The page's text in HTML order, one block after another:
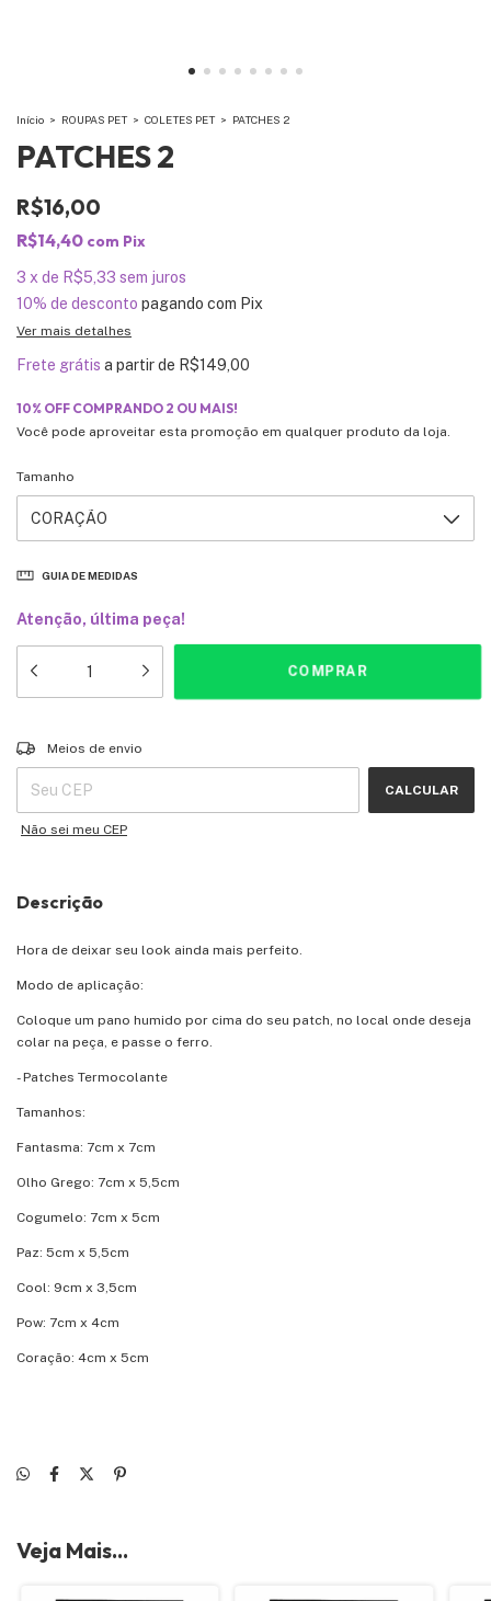
Início > ROUPAS PET > COLETES PET > PATCHES 2
PATCHES 2
R$16,00
R$14,40 com Pix
3 xde R$5,33 sem juros
10% de desconto pagando com Pix
Ver mais detalhes
Frete grátis a partir de R$149,00
10% OFF COMPRANDO 2 OU MAIS!
Você pode aproveitar esta promoção em qualquer produto da loja.
Tamanho
GUIA DE MEDIDAS
Atenção, última peça!
Entregas para o CEP:
Meios de envio
CALCULAR
Não sei meu CEP
Descrição
Hora de deixar seu look ainda mais perfeito.
Modo de aplicação:
Coloque um pano humido por cima do seu patch, no local onde deseja
colar na peça, e passe o ferro.
- Patches Termocolante
Tamanhos:
Fantasma: 7cm x 7cm
Olho Grego: 7cm x 5,5cm
Cogumelo: 7cm x 5cm
Paz: 5cm x 5,5cm
Cool: 9cm x 3,5cm
Pow: 7cm x 4cm
Coração: 4cm x 5cm
Veja Mais...